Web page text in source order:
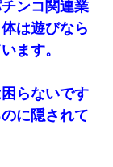
ンコ関連業
は遊びなら
ます。
らないです
に隠されて